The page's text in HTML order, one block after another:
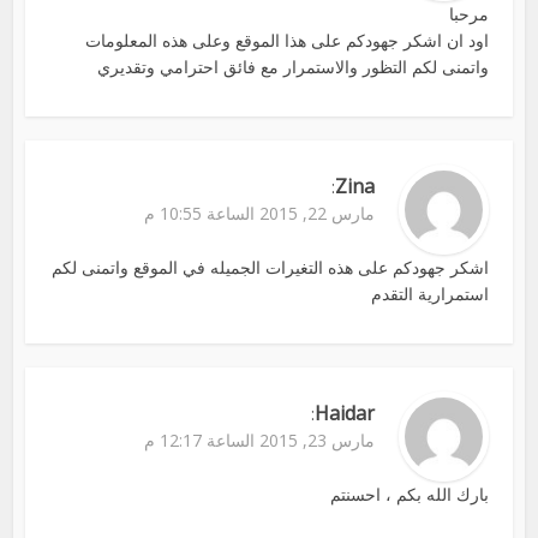
مرحبا
اود ان اشكر جهودكم على هذا الموقع وعلى هذه المعلومات
واتمنى لكم التظور والاستمرار مع فائق احترامي وتقديري
Zina
:
مارس 22, 2015 الساعة 10:55 م
اشكر جهودكم على هذه التغيرات الجميله في الموقع واتمنى لكم
استمرارية التقدم
Haidar
:
مارس 23, 2015 الساعة 12:17 م
بارك الله بكم ، احسنتم